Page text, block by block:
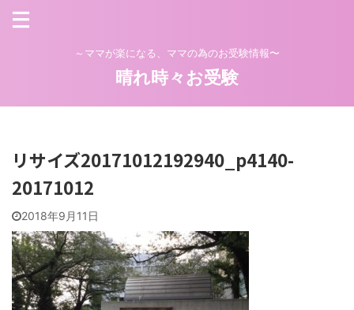
～ママが楽になる、ママの為のお受験情報〜
晴れ時々お受験
リサイズ20171012192940_p4140-
20171012
2018年9月11日